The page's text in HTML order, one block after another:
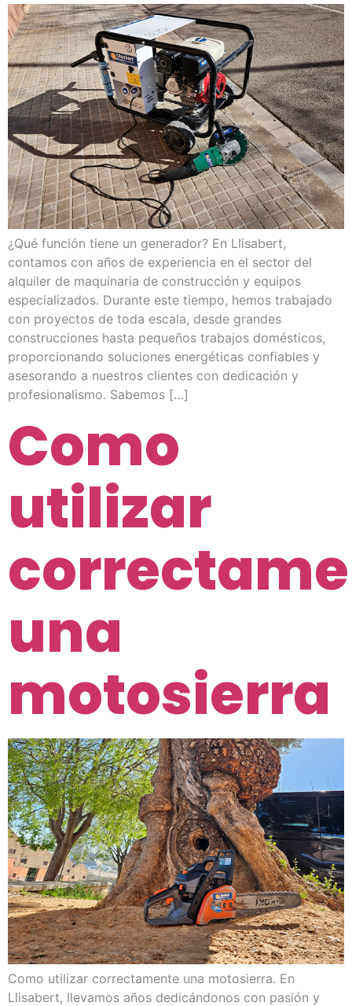
¿Qué función tiene un generador? En Llisabert,
contamos con años de experiencia en el sector del
alquiler de maquinaria de construcción y equipos
especializados. Durante este tiempo, hemos trabajado
con proyectos de toda escala, desde grandes
construcciones hasta pequeños trabajos domésticos,
proporcionando soluciones energéticas confiables y
asesorando a nuestros clientes con dedicación y
profesionalismo. Sabemos […]
Como
utilizar
una
motosierra
Como utilizar correctamente una motosierra. En
Llisabert, llevamos años dedicándonos con pasión y